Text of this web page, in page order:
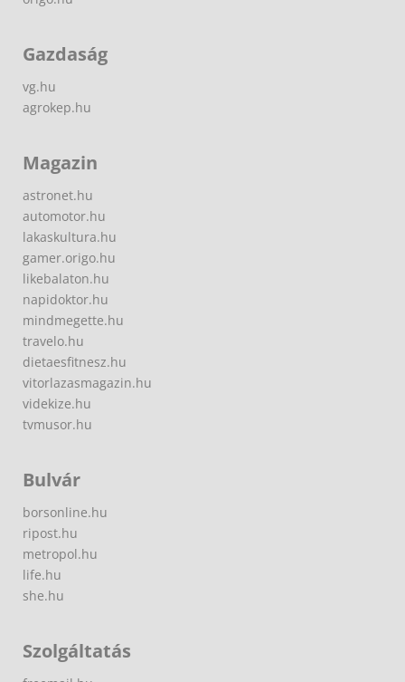
Gazdaság
vg.hu
agrokep.hu
Magazin
astronet.hu
automotor.hu
lakaskultura.hu
gamer.origo.hu
likebalaton.hu
napidoktor.hu
mindmegette.hu
travelo.hu
dietaesfitnesz.hu
vitorlazasmagazin.hu
videkize.hu
tvmusor.hu
Bulvár
borsonline.hu
ripost.hu
metropol.hu
life.hu
she.hu
Szolgáltatás